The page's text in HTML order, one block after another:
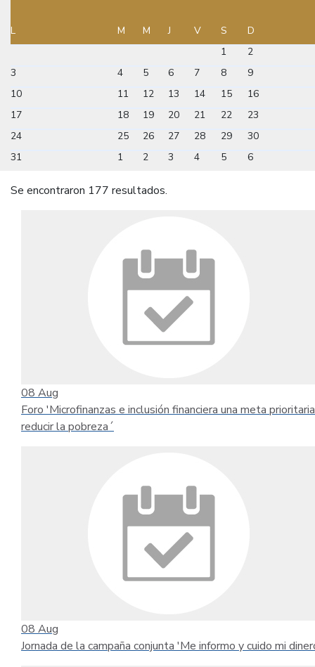
L M M J V S
D
1
2
3
4 5 6 7 8
9
10
11 12 13 14 15
16
17
18 19 20 21 22
23
24
25 26 27 28 29
30
31
1 2 3 4 5 6
Se encontraron 177 resultados.
08 Aug
Foro 'Microfinanzas e inclusión financiera una meta
reducir la pobreza´
08 Aug
Jornada de la campaña conjunta 'Me informo y cuido mi